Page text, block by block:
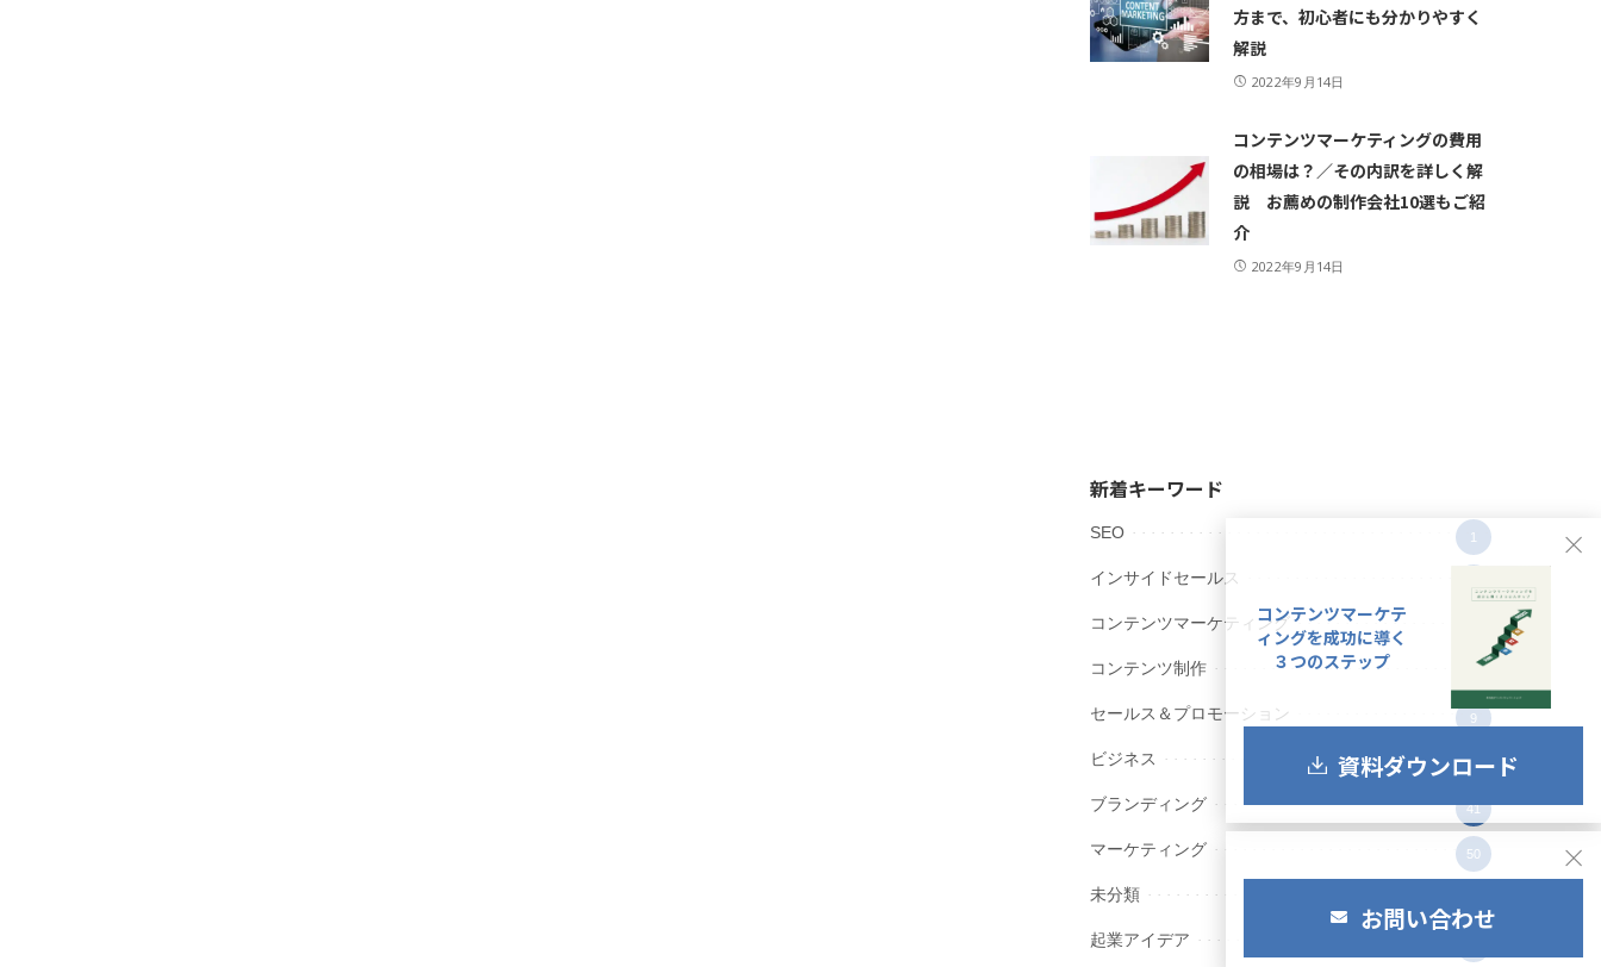
方まで、初心者にも分かりやすく
解説
2022年9月14日
コンテンツマーケティングの費用
の相場は？／その内訳を詳しく解
説 お薦めの制作会社10選もご紹
介
2022年9月14日
新着キーワード
SEO 1
インサイドセールス
コンテンツマーケティング
コンテンツ制作
セールス＆プロモーション 9
ビジネス 12
ブランディング 41
マーケティング 50
未分類
起業アイデア
コンテンツマーケテ
ィングを成功に導く
３つのステップ
資料ダウンロード
お問い合わせ